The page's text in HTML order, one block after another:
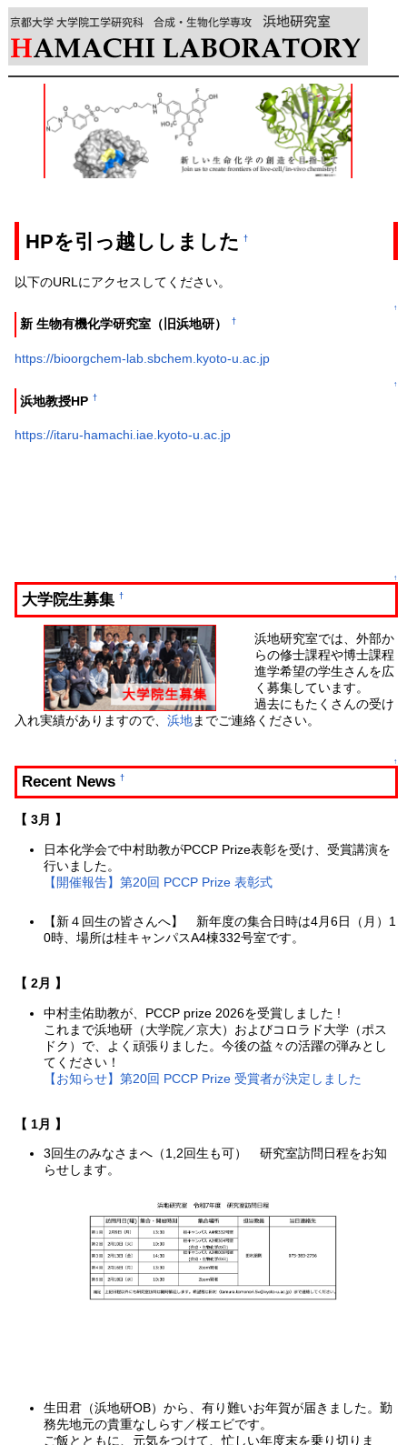
HPを引っ越ししました †
以下のURLにアクセスしてください。
↑
新 生物有機化学研究室（旧浜地研） †
https://bioorgchem-lab.sbchem.kyoto-u.ac.jp
↑
浜地教授HP †
https://itaru-hamachi.iae.kyoto-u.ac.jp
↑
大学院生募集 †
浜地研究室では、外部か
らの修士課程や博士課程
進学希望の学生さんを広
く募集しています。
過去にもたくさんの受け
入れ実績がありますので、浜地までご連絡ください。
↑
Recent News †
【 3月 】
日本化学会で中村助教がPCCP Prize表彰を受け、受賞講演を
行いました。
【開催報告】第20回 PCCP Prize 表彰式
【新４回生の皆さんへ】 新年度の集合日時は4月6日（月）1
0時、場所は桂キャンパスA4棟332号室です。
【 2月 】
中村圭佑助教が、PCCP prize 2026を受賞しました !
これまで浜地研（大学院／京大）およびコロラド大学（ポス
ドク）で、よく頑張りました。今後の益々の活躍の弾みとし
てください！
【お知らせ】第20回 PCCP Prize 受賞者が決定しました
【 1月 】
3回生のみなさまへ（1,2回生も可） 研究室訪問日程をお知
らせします。
生田君（浜地研OB）から、有り難いお年賀が届きました。勤
務先地元の貴重なしらす／桜エビです。
ご飯とともに、元気をつけて、忙しい年度末を乗り切りま